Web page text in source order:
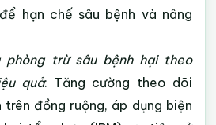
hạn chế sâu bệnh và nâng
phòng trừ sâu bệnh hại theo
quả: Tăng cường theo dõi
trên đồng ruộng, áp dụng biện